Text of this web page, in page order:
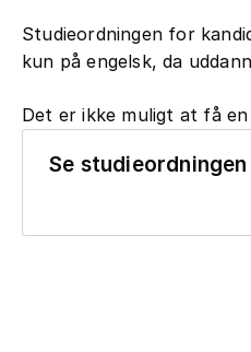
Studieordningen for
kun på engelsk, da
Det er ikke muligt at få en
Se